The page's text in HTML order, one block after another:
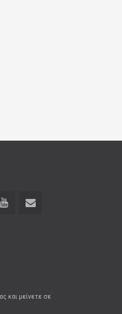
και μείνετε σε